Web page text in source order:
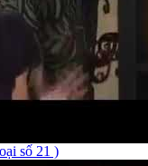
số 21 )